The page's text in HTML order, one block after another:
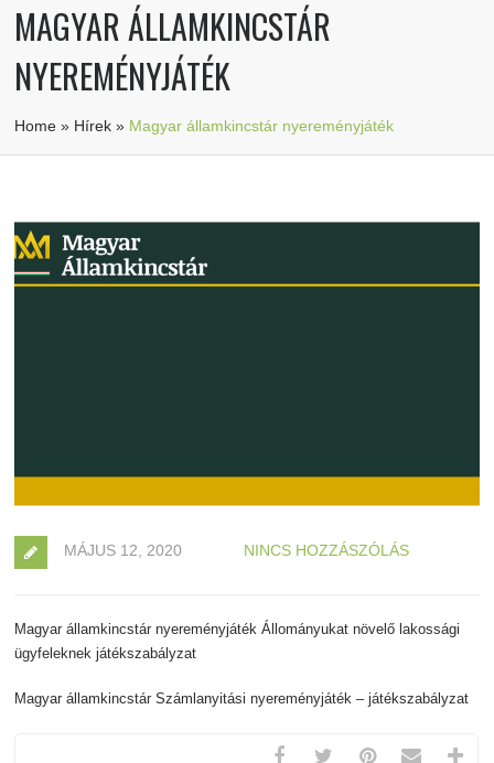
MAGYAR ÁLLAMKINCSTÁR
NYEREMÉNYJÁTÉK
Home » Hírek » Magyar államkincstár nyereményjáték
MÁJUS 12, 2020 NINCS HOZZÁSZÓLÁS
Magyar államkincstár nyereményjáték Állományukat növelő lakossági
ügyfeleknek játékszabályzat
Magyar államkincstár Számlanyitási nyereményjáték – játékszabályzat